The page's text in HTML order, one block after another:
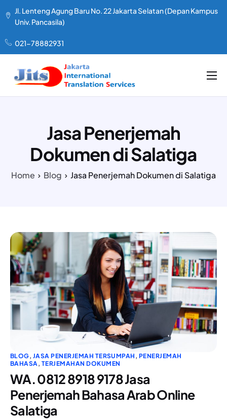
Jl. Lenteng Agung Baru No. 22 Jakarta Selatan (Depan Kampus
Univ. Pancasila)
021-78882931
PAKET HARGA
TESTIMONIAL
ARTIKEL
Jasa Penerjemah
Dokumen di Salatiga
Home Blog Jasa Penerjemah Dokumen di Salatiga
BLOG, JASA PENERJEMAH TERSUMPAH , PENERJEMAH
BAHASA , TERJEMAHAN DOKUMEN
WA. 0812 8918 9178 Jasa
Penerjemah Bahasa Arab Online
Salatiga